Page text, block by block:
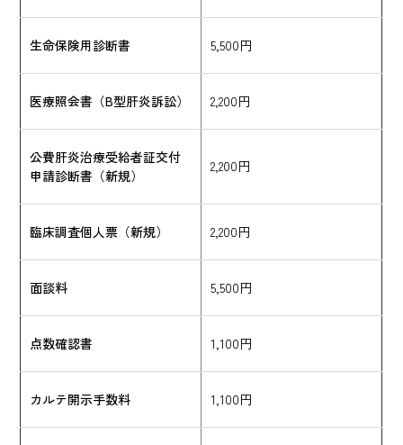
生命保険用診断書 5,500円
医療照会書（B型肝炎訴訟） 2,200円
公費肝炎治療受給者証交付
申請診断書（新規）
2,200円
臨床調査個人票（新規） 2,200円
面談料 5,500円
点数確認書 1,100円
カルテ開示手数料 1,100円